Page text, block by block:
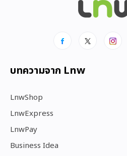
บทความจาก Lnw
LnwShop
LnwExpress
LnwPay
Business Idea